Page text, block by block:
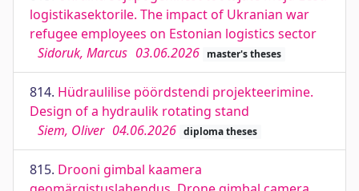
logistikasektorile. The impact of Ukranian war
refugee employees on Estonian logistics sector
Sidoruk, Marcus 03.06.2026 master's theses
814. Hüdraulilise pöördstendi projekteerimine.
Design of a hydraulik rotating stand
Siem, Oliver 04.06.2026 diploma theses
815. Drooni gimbal kaamera